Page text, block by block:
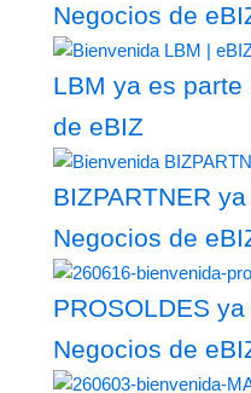
Negocios de
LBM ya es
de eBIZ
BIZPARTNER
Negocios de
PROSOLDES
Negocios de